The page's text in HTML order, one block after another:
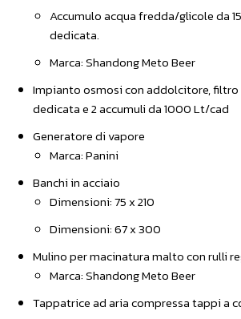
Accumulo acqua fredda/glicole da
dedicata.
Marca: Shandong Meto Beer
Impianto osmosi con addolcitore, filtro
dedicata e 2 accumuli da 1000 Lt/cad
Generatore di vapore
Marca: Panini
Banchi in acciaio
Dimensioni: 75 x 210
Dimensioni: 67 x 300
Mulino per macinatura malto con rulli
Marca: Shandong Meto Beer
Tappatrice ad aria compressa tappi a